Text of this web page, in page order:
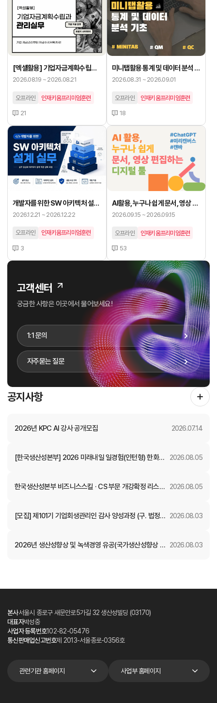
[엑셀활용] 기업자금계획수립과
관리실무
2026.08.19 ~ 2026.08.21
오프라인 인재키움프리미엄훈련
21
미니탭활용 통계 및 데이터 분석 기
초
2026.08.31 ~ 2026.09.01
오프라인 인재키움프리미엄훈련
18
개발자를 위한 SW 아키텍처 설계
실무
2026.12.21 ~ 2026.12.22
오프라인 인재키움프리미엄훈련
3
AI활용, 누구나 쉽게 문서, 영상 편
집하는 디지털 툴(미리캔버스, 캔
2026.09.15 ~ 2026.09.15
오프라인 인재키움프리미엄훈련
53
고객센터
궁금한 사항은 이곳에서 물어보세요!
1:1 문의
자주묻는 질문
공지사항
2026년 KPC AI 강사 공개모집 2026.07.14
[한국생산성본부] 2026 미래내일 일경험(인턴형) 한화자
2026.08.05
한국생산성본부 비즈니스스킬 · CS 부문 개강확정 리스트
2026.08.05
[모집] 제101기 기업회생관리인 감사 양성과정 (구. 법정관
2026.08.03
2026년 생산성향상 및 녹색경영 유공(국가생산성향상 부
2026.08.03
본사서울시 종로구 새문안로5가길 32 생산성빌딩 (03170)
대표자박성중
사업자 등록번호102-82-05476
통신판매업신고번호제 2013-서울종로-0356호
관련기관 홈페이지 사업부 홈페이지